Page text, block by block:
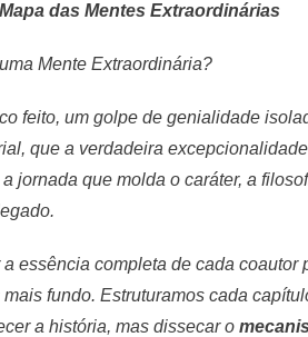
das Mentes Extraordinárias
Mente Extraordinária?
feito, um golpe de genialidade
que a verdadeira
jornada que molda o caráter, a
essência completa de cada
fundo. Estruturamos cada
a história, mas dissecar o